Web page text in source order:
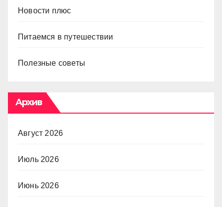
Новости плюс
Питаемся в путешествии
Полезные советы
Архив
Август 2026
Июль 2026
Июнь 2026